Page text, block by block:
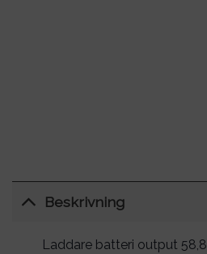
Beskrivning
Laddare batteri output